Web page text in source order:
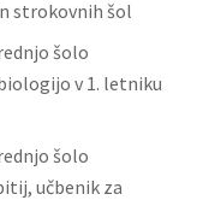
strokovnih šol
šolo
v 1. letniku
šolo
učbenik za